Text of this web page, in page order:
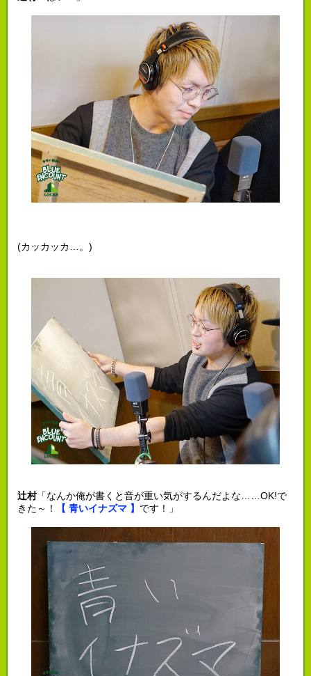
(カッカッカ…。)
辻村「なんか俺が書くと音が重い気がするんだよな……OK!で
きた～！
【 青いイナズマ 】 です！」